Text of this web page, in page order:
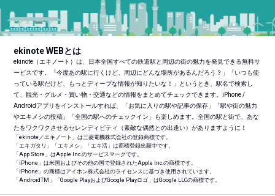
ekinote WEBとは
ekinote（エキノート）は、日本全国すべての鉄道駅と周辺の街の魅力を発見できる無料サ
ービスです。「今度あの駅に行くけど、周辺にどんな場所があるんだろう？」「いつも使
っている駅だけど、もっとディープな情報が知りたいな！」というとき、駅名で検索し
て、観光・グルメ・買い物・交通などの情報をまとめてチェックできます。iPhone /
Androidアプリをインストールすれば、「お気に入りの駅や記事の保存」「駅や街の魅力
やエキメシの投稿」「全国の駅へのチェックイン」も楽しめます。全国の駅と街で、あな
たをワクワクさせるセレンディピティ（素敵な偶然との出逢い）がありますように！
「ekinote／エキノート」は三菱電機株式会社の登録商標です。
「エキガタリ」「エキメシ」「エキ活」は商標登録出願中です。
「App Store」はApple Inc.のサービスマークです。
「iPhone」は米国およびその他の国で登録されたApple Inc.の商標です。
「iPhone」の商標はアイホン株式会社のライセンスに基づき使用されています。
「AndroidTM 」「Google PlayおよびGoogle Playロゴ」はGoogle LLCの商標です。